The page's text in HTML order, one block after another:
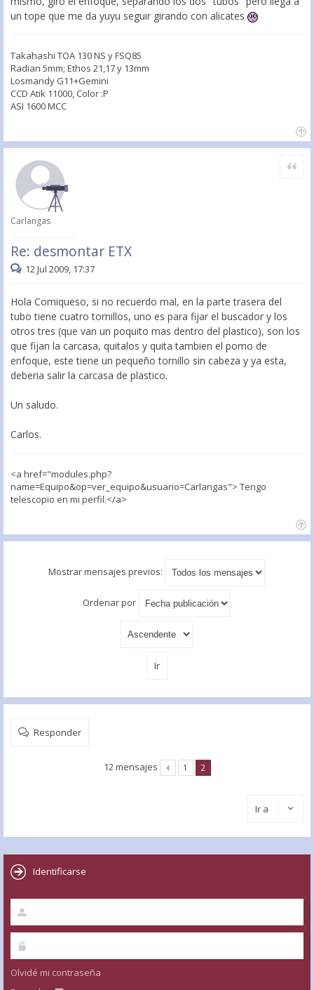
un tope que me da yuyu seguir girando con alicates
Takahashi TOA 130 NS y FSQ85
Radian 5mm; Ethos 21,17 y 13mm
Losmandy G11+Gemini
CCD Atik 11000, Color :P
ASI 1600 MCC
Carlangas
Re: desmontar ETX
Citar
12 Jul 2009, 17:37
Hola Comiqueso, si no recuerdo mal, en la parte trasera del
tubo tiene cuatro tornillos, uno es para fijar el buscador y los
otros tres (que van un poquito mas dentro del plastico), son los
que fijan la carcasa, quitalos y quita tambien el pomo de
enfoque, este tiene un pequeño tornillo sin cabeza y ya esta,
deberia salir la carcasa de plastico.
Un saludo.
Carlos.
<a href="modules.php?
name=Equipo&op=ver_equipo&usuario=Carlangas"> Tengo
telescopio en mi perfil.</a>
Mostrar mensajes previos:
Ordenar por
Responder
12 mensajes 1 2
Ir a
Identificarse
Olvidé mi contraseña